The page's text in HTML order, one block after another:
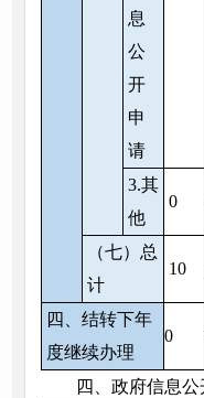
息
公
开
申
请
3.其
他
0
（七）总
计
10
四、结转下年
度继续办理
0
四、政府信息